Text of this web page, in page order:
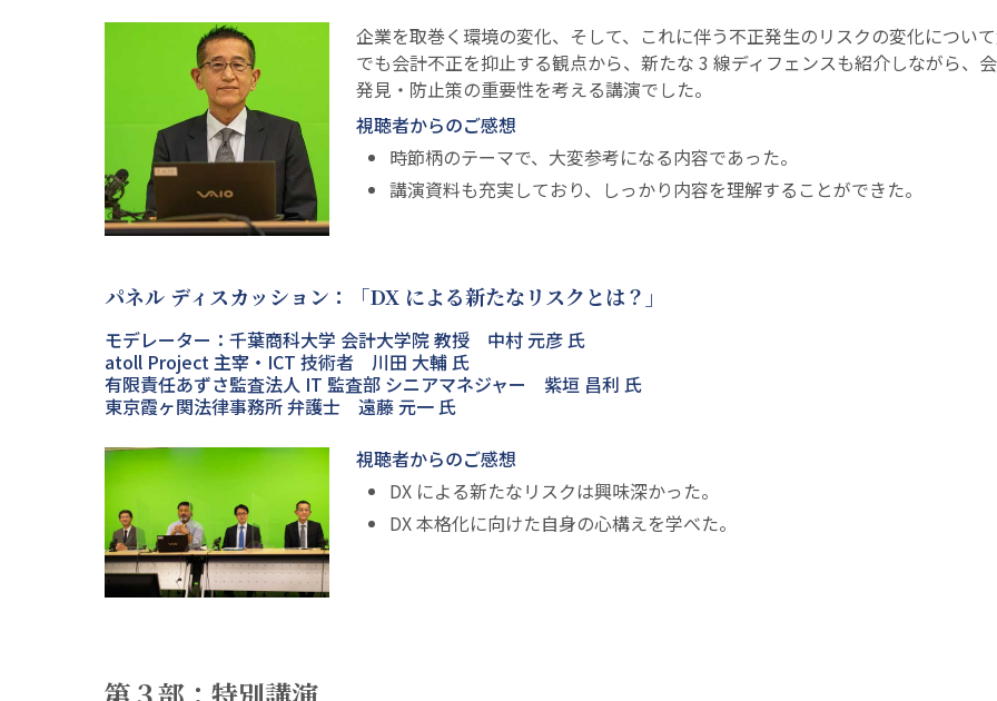
企業を取巻く環境の変化、そして、これに伴う不正発生のリスクの変化につい
でも会計不正を抑止する観点から、新たな 3 線ディフェンスも紹介しながら、
発見・防止策の重要性を考える講演でした。
視聴者からのご感想
時節柄のテーマで、大変参考になる内容であった。
講演資料も充実しており、しっかり内容を理解することができた。
パネル ディスカッション：「DX による新たなリスクとは？」
モデレーター：千葉商科大学 会計大学院 教授 中村 元彦 氏
atoll Project 主宰・ICT 技術者 川田 大輔 氏
有限責任あずさ監査法人 IT 監査部 シニアマネジャー 紫垣 昌利 氏
東京霞ヶ関法律事務所 弁護士 遠藤 元一 氏
視聴者からのご感想
DX による新たなリスクは興味深かった。
DX 本格化に向けた自身の心構えを学べた。